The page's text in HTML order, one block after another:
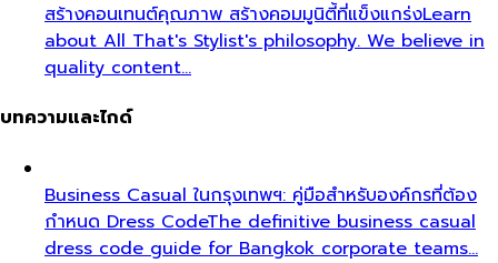
สร้างคอนเทนต์คุณภาพ สร้างคอมมูนิตี้ที่แข็งแกร่งLearn
about All That's Stylist's philosophy. We believe in
quality content…
บทความและไกด์
Business Casual ในกรุงเทพฯ: คู่มือสำหรับองค์กรที่ต้อง
กำหนด Dress CodeThe definitive business casual
dress code guide for Bangkok corporate teams…